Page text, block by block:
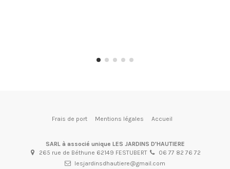
Frais de port Mentions légales Accueil
SARL à associé unique LES JARDINS D'HAUTIERE
265 rue de Béthune 62149 FESTUBERT
06 77 82 76 72
lesjardinsdhautiere@gmail.com